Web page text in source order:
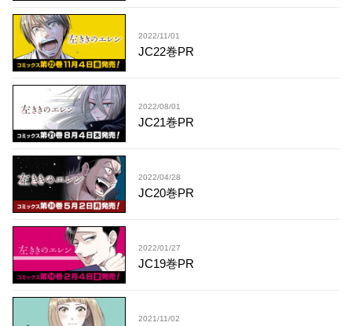
2022/11/01
JC22巻PR
2022/08/01
JC21巻PR
2022/04/28
JC20巻PR
2022/01/27
JC19巻PR
2021/11/02